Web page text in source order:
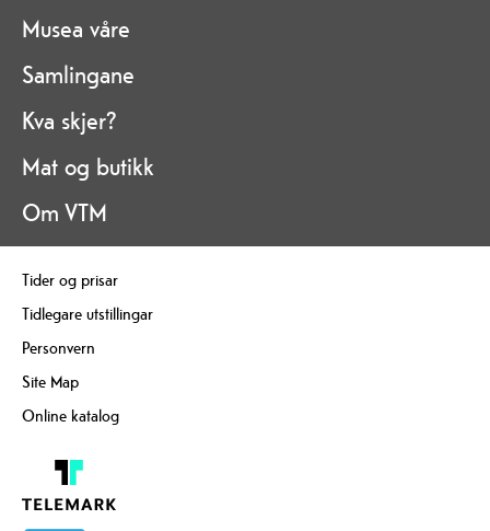
Musea våre
Samlingane
Kva skjer?
Mat og butikk
Om VTM
Tider og prisar
Tidlegare utstillingar
Personvern
Site Map
Online katalog